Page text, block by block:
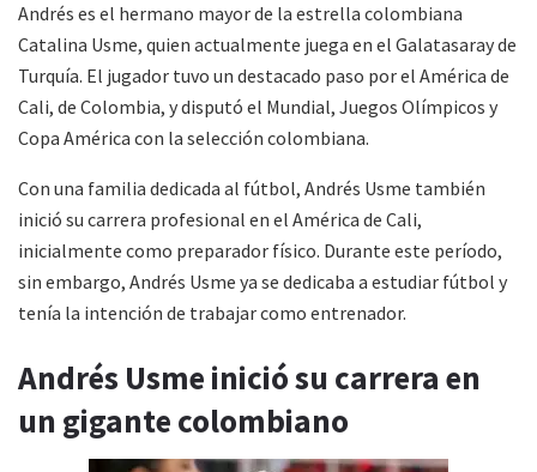
Andrés es el hermano mayor de la estrella colombiana
Catalina Usme, quien actualmente juega en el Galatasaray de
Turquía. El jugador tuvo un destacado paso por el América de
Cali, de Colombia, y disputó el Mundial, Juegos Olímpicos y
Copa América con la selección colombiana.
Con una familia dedicada al fútbol, ​​Andrés Usme también
inició su carrera profesional en el América de Cali,
inicialmente como preparador físico. Durante este período,
sin embargo, Andrés Usme ya se dedicaba a estudiar fútbol y
tenía la intención de trabajar como entrenador.
Andrés Usme inició su carrera en
un gigante colombiano